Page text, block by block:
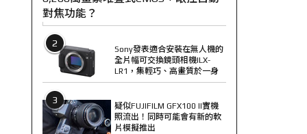
對焦功能？
2
Sony發表適合安裝在無人機的
全片幅可交換鏡頭相機ILX-
LR1，集輕巧、高畫質於一身
3
疑似FUJIFILM GFX100 II實機
照流出！同時可能會有新的軟
片模擬推出